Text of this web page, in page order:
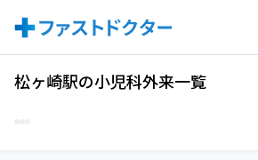
松ヶ崎駅の小児科外来一覧